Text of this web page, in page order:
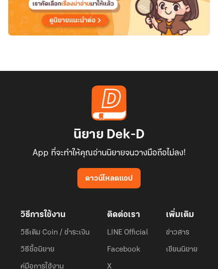
นิยาย Dek-D
App ที่จะทำให้คุณอ่านนิยายจนวางมือถือไม่ลง!
ดาวน์โหลดแอป
วิธีการใช้งาน
วิธีเติม Coin / ชำระเงิน
วิธีซื้อนิยาย
คู่มือการใช้งาน
ติดต่อเรา
LINE Official
Facebook
X
เพิ่มเติม
ข่าวสาร
เขียนนิยาย